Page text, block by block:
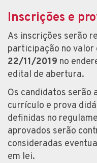
Inscrições e
As inscrições serão
participação no valor
22/11/2019 no
edital de abertura.
Os candidatos serão
currículo e prova
definidas no
aprovados serão
consideradas
em lei.